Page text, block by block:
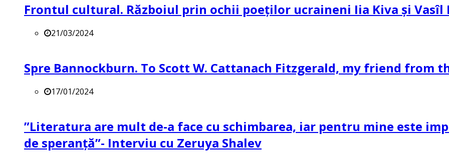
Frontul cultural. Războiul prin ochii poeților ucraineni Iia Kiva și Vasîl
21/03/2024
Spre Bannockburn. To Scott W. Cattanach Fitzgerald, my friend from
17/01/2024
”Literatura are mult de-a face cu schimbarea, iar pentru mine este
de speranță”- Interviu cu Zeruya Shalev